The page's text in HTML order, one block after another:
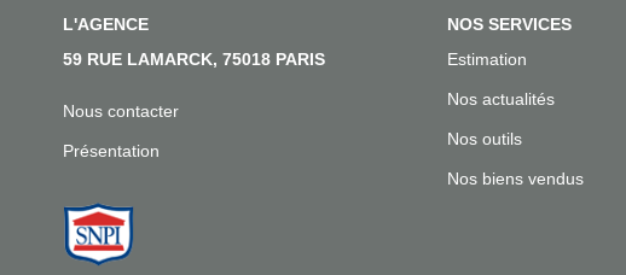
L'AGENCE
59 RUE LAMARCK, 75018 PARIS
Nous contacter
Présentation
NOS SERVICES
Estimation
Nos actualités
Nos outils
Nos biens vendus